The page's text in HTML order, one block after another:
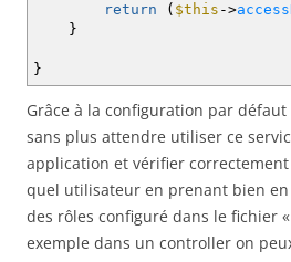
return
( $this ->
}
}
Grâce à la configuration par
sans plus attendre utiliser ce
application et vérifier
quel utilisateur en prenant bien
des rôles configuré dans le fichier
exemple dans un controller on